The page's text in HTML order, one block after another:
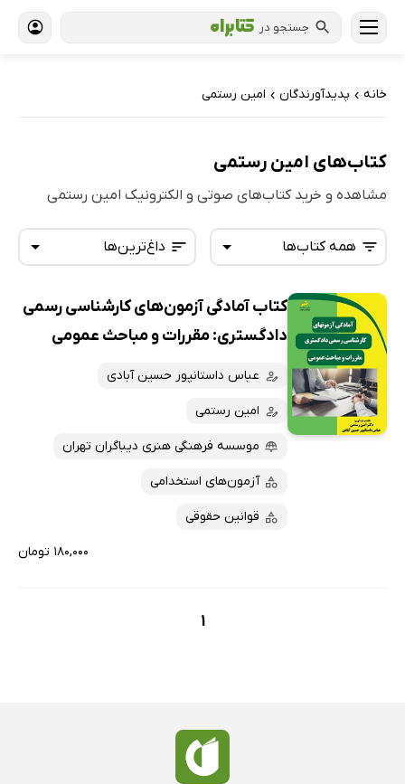
جستجو در
خانه › پدیدآورندگان › امین رستمی
کتاب‌های امین رستمی
مشاهده و خرید کتاب‌های صوتی و الکترونیک امین رستمی
داغ‌ترین‌ها
تازه‌ها
داغ‌ترین‌ها
پرفروش‌ها
ارزان ترین‌ها
همه کتاب‌ها
همه کتاب‌ها
کتاب‌های صوتی
کتاب‌های متنی
کتاب آمادگی آزمون‌های کارشناسی رسمی
دادگستری: مقررات و مباحث عمومی
عباس داستانپور حسین آبادی
امین رستمی
موسسه فرهنگی هنری دیباگران تهران
آزمون‌های استخدامی
قوانین حقوقی
۱۸۰,۰۰۰ تومان
1